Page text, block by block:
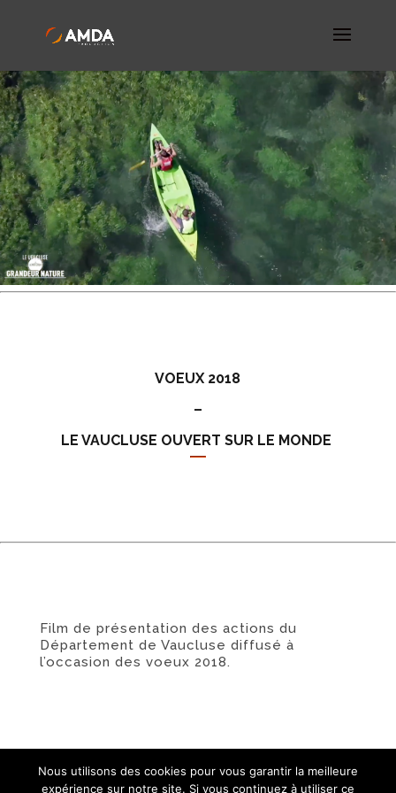
VOEUX 2018
–
LE VAUCLUSE OUVERT SUR LE MONDE
Film de présentation des actions du
Département de Vaucluse diffusé à
l’occasion des voeux 2018.
-Toutes les vidéos -
Nous utilisons des cookies pour vous garantir la meilleure
expérience sur notre site. Si vous continuez à utiliser ce